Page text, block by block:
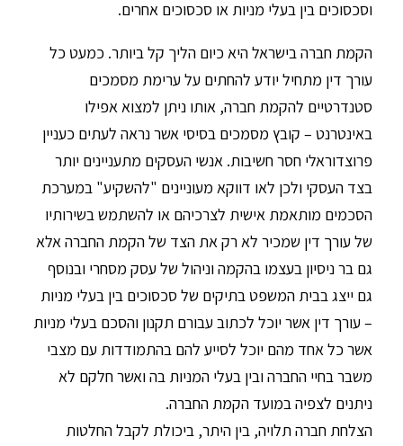
וסכסוכים בין בעלי מניות או סכסוכים אחרים.
הקמת חברה בישראל היא כיום הליך קל ביותר. כמעט כל
עורך דין מתחיל יודע להחתים על ערימת מסמכים
סטנדרטיים להקמת חברה, אותו ניתן למצוא אפילו
באינטרנט – קובץ מסמכים בסיסי אשר נראה לעתים כעניין
פרוצדוראלי חסר חשיבות. אנשי העסקים מתעניינים יותר
בצד העסקי ולכן לאו דווקא מעוניינים "להשקיע" במערכת
הסכמים מותאמת אישית לצרכיהם או להשתמש בשירותיו
של עורך דין שמכיר לא רק את הצד של הקמת החברה אלא
גם בר ניסיון בעצמו בהקמה וניהול של עסק מסחרי ובנוסף
גם ייצג בבית המשפט בתיקים של סכסוכים בין בעלי מניות
– עורך דין אשר יוכל לכתוב עבורם תקנון והסכם בעלי מניות
אשר כל אחד מהם יוכל לסייע להם בהתמודדות עם מצבי
משבר בחיי החברה ובין בעלי המניות בה ואשר חלקם לא
ניתנים לצפיה במועד הקמת החברה.
הצלחת חברה תלויה, בין היתר, ביכולת לקבל החלטות